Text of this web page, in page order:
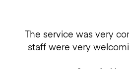
The service was very
staff were very